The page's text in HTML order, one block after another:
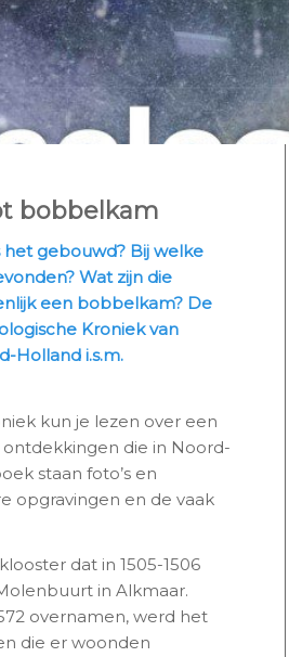
bobbelkam
het gebouwd? Bij welke
Wat zijn die
een bobbelkam? De
Kroniek van
Holland i.s.m.
kun je lezen over een
die in Noord-
staan foto’s en
opgravingen en de vaak
dat in 1505-1506
in Alkmaar.
overnamen, werd het
die er woonden